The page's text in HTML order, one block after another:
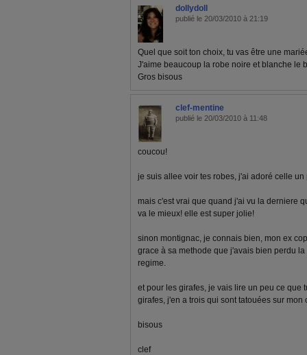
dollydoll
publié le 20/03/2010 à 21:19
Quel que soit ton choix, tu vas être une
J'aime beaucoup la robe noire et blanche le
Gros bisous
clef-mentine
publié le 20/03/2010 à 11:48
coucou!
je suis allee voir tes robes, j'ai adoré celle
mais c'est vrai que quand j'ai vu la derniere
va le mieux! elle est super jolie!
sinon montignac, je connais bien, mon ex
grace à sa methode que j'avais bien perdu
regime.
et pour les girafes, je vais lire un peu ce que
girafes, j'en a trois qui sont tatouées sur mon
bisous
clef